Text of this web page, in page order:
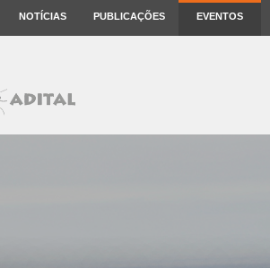
NOTÍCIAS PUBLICAÇÕES EVENTOS